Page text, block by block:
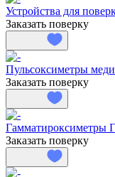
Устройства для
Заказать поверку
Пульсоксиметры
Заказать поверку
Гамматироксиметры
Заказать поверку